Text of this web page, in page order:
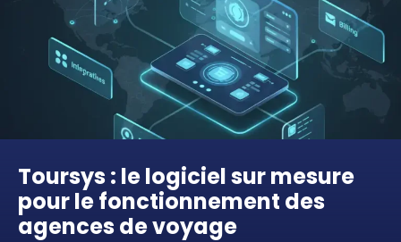
Toursys : le logiciel sur mesure
pour le fonctionnement des
agences de voyage